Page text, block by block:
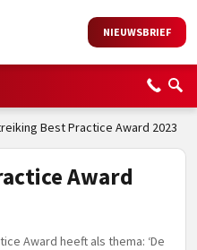
NIEUWSBRIEF
Best Practice Award 2023
Award
Award heeft als thema: ‘De